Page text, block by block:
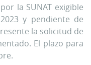
la SUNAT exigible
y pendiente de
la solicitud de
El plazo para